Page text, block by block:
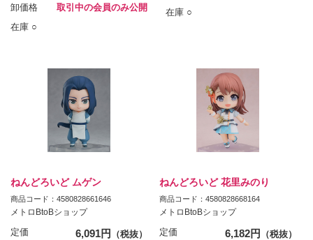
卸価格
取引中の会員のみ公開
在庫 ○
在庫 ○
ねんどろいど ムゲン
商品コード：4580828661646
メトロBtoBショップ
定価 6,091円
（税抜）
ねんどろいど 花里みのり
商品コード：4580828668164
メトロBtoBショップ
定価 6,182円
（税抜）